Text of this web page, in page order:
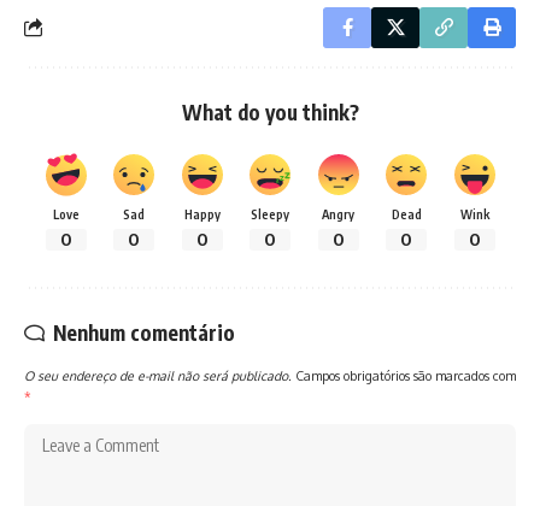
What do you think?
Love
0
Sad
0
Happy
0
Sleepy
0
Angry
0
Dead
0
Wink
0
Nenhum comentário
O seu endereço de e-mail não será publicado. Campos obrigatórios são marcados com
*